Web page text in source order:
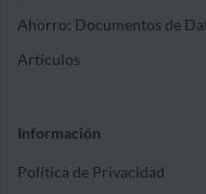
Ahorro: Documentos de
Artículos
Información
Política de Privacidad